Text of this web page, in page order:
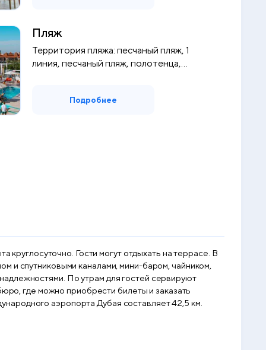
Пляж
Территория пляжа: песчаный пляж, 1
линия, песчаный пляж, полотенца,
Подробнее
круглосуточно. Гости могут отдыхать на террасе. В
и спутниковыми каналами, мини-баром, чайником,
По утрам для гостей сервируют
где можно приобрести билеты и заказать
аэропорта Дубая составляет 42,5 км.